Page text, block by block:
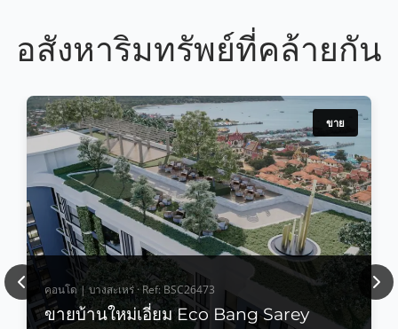
อสังหาริมทรัพย์ที่คล้ายกัน
ขาย
คอนโด | บางสะเหร่ · Ref: BSC26473
ขายบ้านใหม่เอี่ยม Eco Bang Sarey
Previous